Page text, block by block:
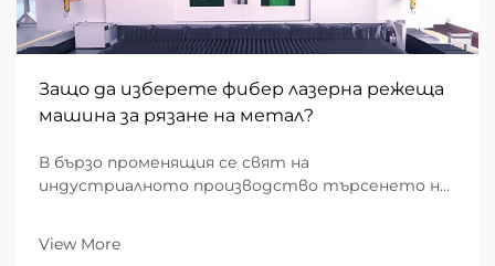
Защо да изберете фибер лазерна режеща
машина за рязане на метал?
В бързо променящия се свят на
индустриалното производство търсенето на
предприятия, ангажирани с метална
View More